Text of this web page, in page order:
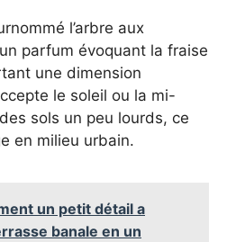
l’arbre aux
parfum évoquant la fraise
une dimension
le soleil ou la mi-
sols un peu lourds, ce
en milieu urbain.
un petit détail a
banale en un